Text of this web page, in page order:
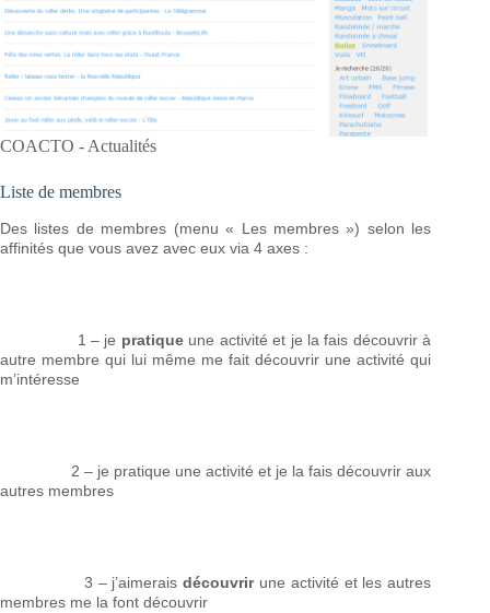
COACTO - Actualités
Liste de membres
Des listes de membres (menu « Les membres ») selon les
affinités que vous avez avec eux via 4 axes :
1 – je pratiqueune activité et je la fais découvrir à
autre membre qui lui même me fait découvrir une activité qui
m’intéresse
2 – je pratique une activité et je la fais découvrir aux
autres membres
3 – j’aimeraisdécouvrirune activité et les autres
membres me la font découvrir